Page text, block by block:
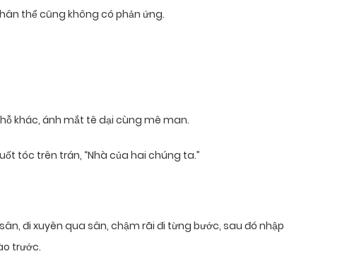
thể cũng không có phản ứng.
khác, ánh mắt tê dại cùng mê man.
tóc trên trán, “Nhà của hai chúng ta.”
đi xuyên qua sân, chậm rãi đi từng bước, sau đó nhập
trước.